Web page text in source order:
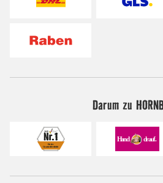
Darum zu